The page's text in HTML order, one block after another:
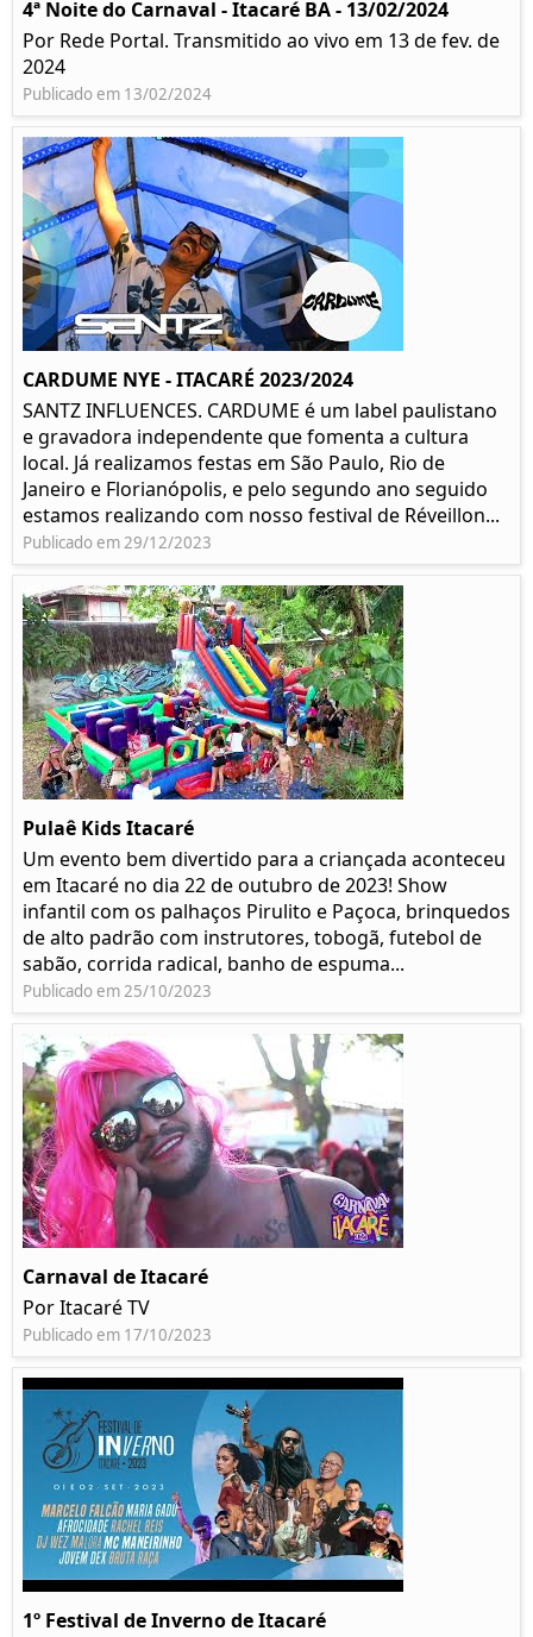
4ª Noite do Carnaval - Itacaré BA - 13/02/2024
Por Rede Portal. Transmitido ao vivo em 13 de fev. de
2024
Publicado em 13/02/2024
CARDUME NYE - ITACARÉ 2023/2024
SANTZ INFLUENCES. CARDUME é um label paulistano
e gravadora independente que fomenta a cultura
local. Já realizamos festas em São Paulo, Rio de
Janeiro e Florianópolis, e pelo segundo ano seguido
estamos realizando com nosso festival de Réveillon...
Publicado em 29/12/2023
Pulaê Kids Itacaré
Um evento bem divertido para a criançada aconteceu
em Itacaré no dia 22 de outubro de 2023! Show
infantil com os palhaços Pirulito e Paçoca, brinquedos
de alto padrão com instrutores, tobogã, futebol de
sabão, corrida radical, banho de espuma...
Publicado em 25/10/2023
Carnaval de Itacaré
Por Itacaré TV
Publicado em 17/10/2023
1º Festival de Inverno de Itacaré